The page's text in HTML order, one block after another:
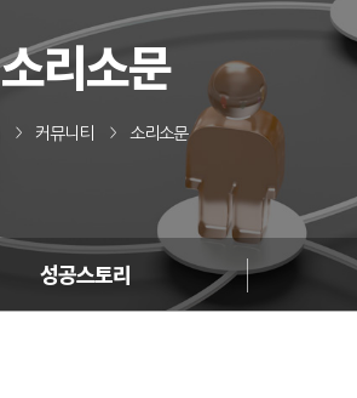
소리소문
커뮤니티 소리소문
성공스토리